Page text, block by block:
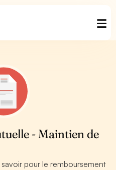
- Maintien de
pour le remboursement